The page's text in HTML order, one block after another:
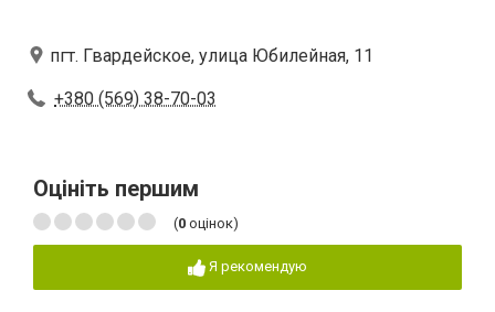
пгт. Гвардейское, улица Юбилейная, 11
+380 (569) 38-70-03
Оцініть першим
(0 оцінок)
Я рекомендую